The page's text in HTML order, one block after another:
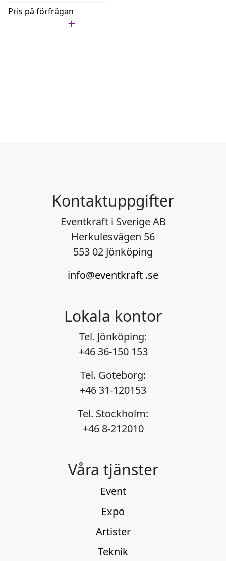
Pris på förfrågan
Kontaktuppgifter
Eventkraft i Sverige AB
Herkulesvägen 56
553 02 Jönköping
info@eventkraft .se
Lokala kontor
Tel. Jönköping:
+46 36-150 153
Tel. Göteborg:
+46 31-120153
Tel. Stockholm:
+46 8-212010
Våra tjänster
Event
Expo
Artister
Teknik